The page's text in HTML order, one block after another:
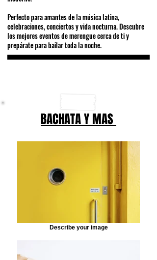
Perfecto para amantes de la música latina,
celebraciones, conciertos y vida nocturna. Descubre
los mejores eventos de merengue cerca de ti y
prepárate para bailar toda la noche.
BACHATA Y MAS
Describe your image